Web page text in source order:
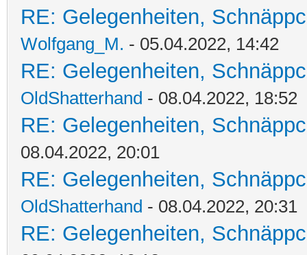
RE: Gelegenheiten,
Wolfgang_M. - 05.04.2022, 14:42
RE: Gelegenheiten,
OldShatterhand - 08.04.2022, 18:52
RE: Gelegenheiten,
08.04.2022, 20:01
RE: Gelegenheiten,
OldShatterhand - 08.04.2022, 20:31
RE: Gelegenheiten,